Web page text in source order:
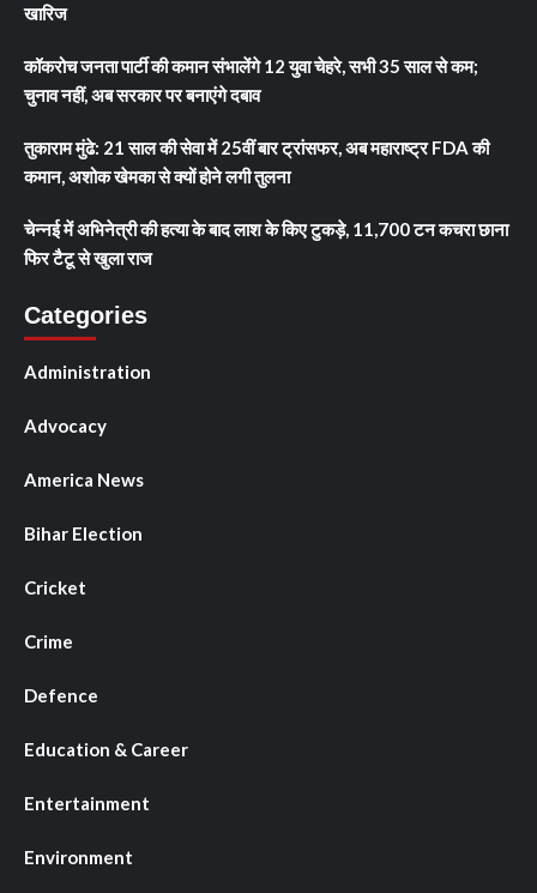
खारिज
कॉकरोच जनता पार्टी की कमान संभालेंगे 12 युवा चेहरे, सभी 35 साल से कम;
चुनाव नहीं, अब सरकार पर बनाएंगे दबाव
तुकाराम मुंढे: 21 साल की सेवा में 25वीं बार ट्रांसफर, अब महाराष्ट्र FDA की
कमान, अशोक खेमका से क्यों होने लगी तुलना
चेन्नई में अभिनेत्री की हत्या के बाद लाश के किए टुकड़े, 11,700 टन कचरा छाना
फिर टैटू से खुला राज
Categories
Administration
Advocacy
America News
Bihar Election
Cricket
Crime
Defence
Education & Career
Entertainment
Environment